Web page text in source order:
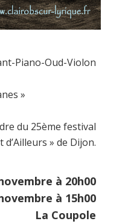
Piano-Oud-Violon
»
du 25ème festival
d’Ailleurs » de Dijon.
à 20h00
à 15h00
La Coupole